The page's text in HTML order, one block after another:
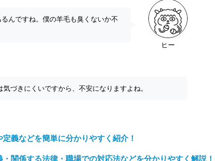
ヒー
んですね。僕の羊毛も臭くないか不
気づきにくいですから、不安になりますよね。
義などを簡単に分かりやすく紹介！
関係する法律・職場での対応法などを分かりやすく解説！